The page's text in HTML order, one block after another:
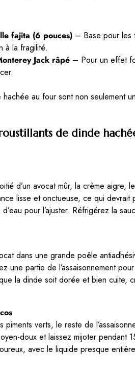
fajita (6 pouces) – Base pour les
à la fragilité.
Jack râpé – Pour un effet
au four sont non seulement
de dinde
d’un avocat mûr, la crème aigre,
lisse et onctueuse, ce qui devrait
pour l’ajuster. Réfrigérez la
dans une grande poêle
une partie de l’assaisonnement
la dinde soit dorée et bien cuite,
verts, le reste de
doux et laissez mijoter pendant
avec le liquide presque